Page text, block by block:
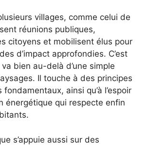
villages, comme celui de
réunions publiques,
citoyens et mobilisent élus pour
d’impact approfondies. C’est
bien au-delà d’une simple
Il touche à des principes
ainsi qu’à l’espoir
énergétique qui respecte enfin
s’appuie aussi sur des